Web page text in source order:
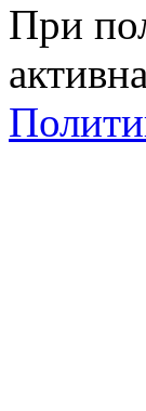
При